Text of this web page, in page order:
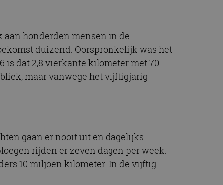
aan honderden mensen in de
duizend. Oorspronkelijk was het
is dat 2,8 vierkante kilometer met 70
maar vanwege het vijftigjarig
gaan er nooit uit en dagelijks
rijden er zeven dagen per week.
10 miljoen kilometer. In de vijftig
cookie-banner
werken.
de
te
uit over hoe
die de
uit over hoe
die de